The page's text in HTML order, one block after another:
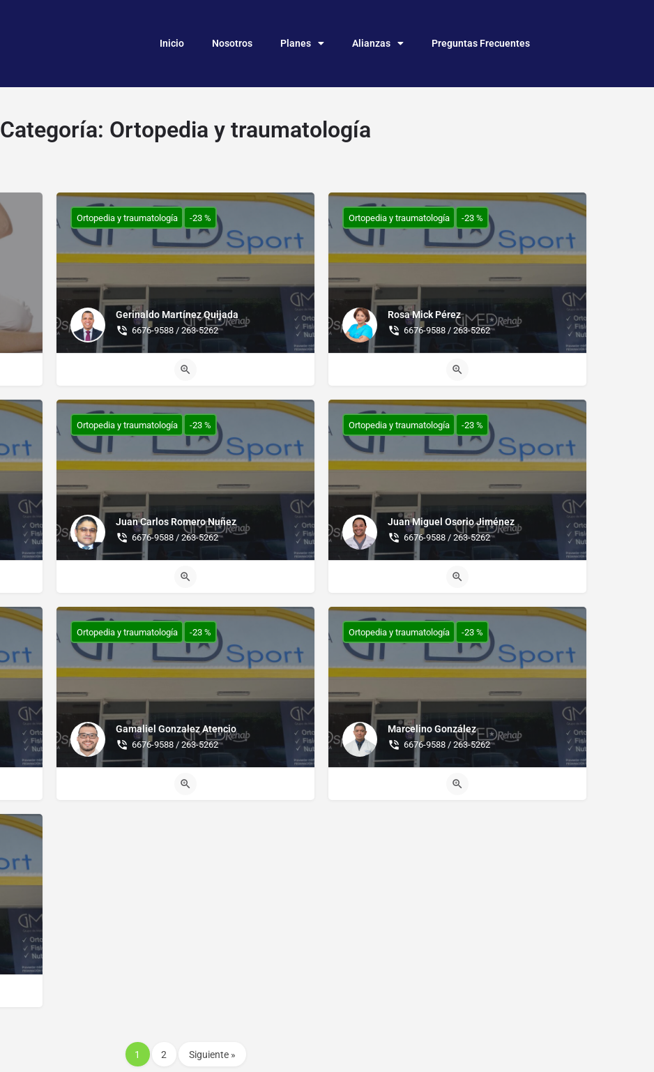
Inicio Nosotros Planes Alianzas Preguntas Frecuentes
Categoría: Ortopedia y traumatología
Gerinaldo Martínez Quijada
6676-9588 / 263-5262
Ortopedia y traumatología -23 %
Rosa Mick Pérez
6676-9588 / 263-5262
Ortopedia y traumatología -23 %
Juan Carlos Romero Nuñez
6676-9588 / 263-5262
Ortopedia y traumatología -23 %
Juan Miguel Osorio Jiménez
6676-9588 / 263-5262
Ortopedia y traumatología -23 %
Gamaliel Gonzalez Atencio
6676-9588 / 263-5262
Ortopedia y traumatología -23 %
Marcelino González
6676-9588 / 263-5262
Ortopedia y traumatología -23 %
1 2 Siguiente »